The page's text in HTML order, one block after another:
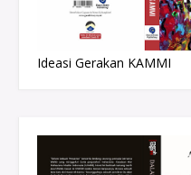
Ideasi Gerakan KAMMI